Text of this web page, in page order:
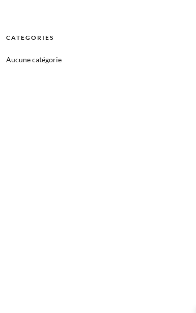
CATEGORIES
Aucune catégorie